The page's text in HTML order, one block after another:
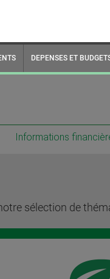
DEPENSES ET
Informations
sélection de